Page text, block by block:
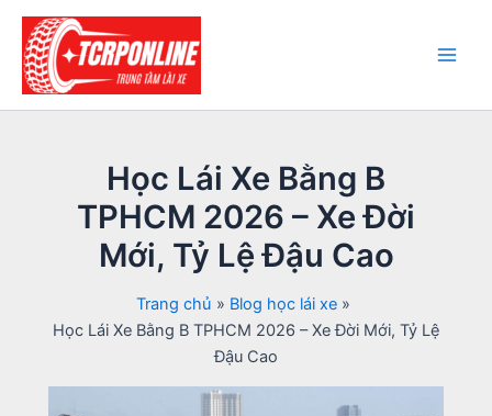
Nhảy
dung
Học Lái Xe Bằng B
TPHCM 2026 – Xe Đời
Mới, Tỷ Lệ Đậu Cao
Trang chủ
Blog học lái xe
Học Lái Xe Bằng B TPHCM 2026 – Xe Đời Mới, Tỷ Lệ
Đậu Cao